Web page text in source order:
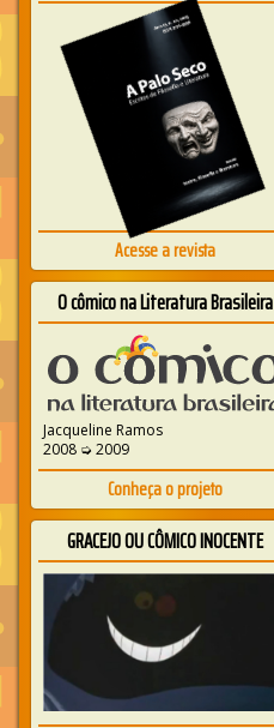
Acesse a revista
O cômico na Literatura Brasileira
Jacqueline Ramos
2008 ➭ 2009
Conheça o projeto
GRACEJO OU CÔMICO INOCENTE